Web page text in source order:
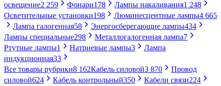
освещение2 259 Фонари178 Лампы накаливания1 248
Осветительные установки198 Люминесцентные лампы4 665
Лампа галогенная58 Энергосберегающие лампы434
Лампы специальные298 Металлогалогенная лампа7
Ртутные лампы1 Натриевые лампы3
Лампа
индукционная33
Все товары рубрики8 162Кабель силовой3 870
Провод
силовой624 Кабель контрольный350 Кабели связи224